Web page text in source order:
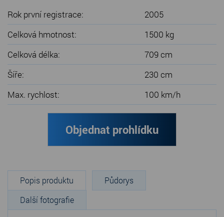
Rok první registrace:
2005
Celková hmotnost:
1500 kg
Celková délka:
709 cm
Šíře:
230 cm
Max. rychlost:
100 km/h
Objednat prohlídku
Popis produktu
Půdorys
Další fotografie